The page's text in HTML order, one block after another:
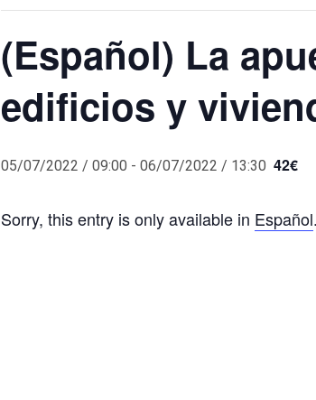
(Español) La
edificios y
05/07/2022 / 09:00 - 06/07/2022 / 13:30 42€
Sorry, this entry is only available in Español.